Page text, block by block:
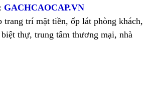
GACHCAOCAP.VN
trang trí mặt tiền, ốp lát phòng khách,
thự, trung tâm thương mại, nhà